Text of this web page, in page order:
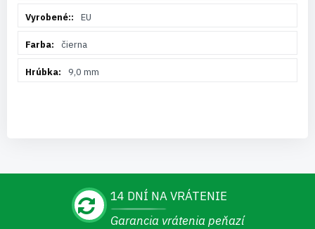
EU
čierna
9,0 mm
14 DNÍ NA VRÁTENIE
Garancia vrátenia peňazí